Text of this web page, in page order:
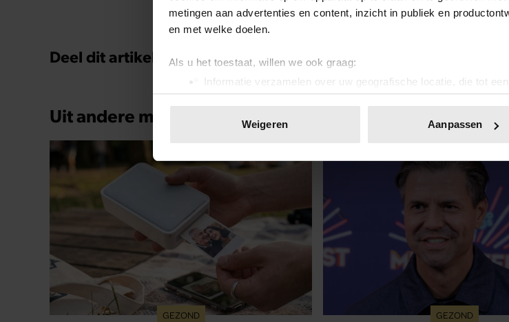
metingen aan advertenties en content, inzicht in publiek en
en met welke doelen.
Als u het toestaat, willen we ook graag:
Informatie verzamelen over uw geografische locatie, die tot
Uw apparaat identificeren door het actief te scannen op
toestemming op elk moment wijzigen of intrekken in de
We gebruiken cookies om content en advertenties te personaliseren,
websiteverkeer te analyseren. Ook delen we informatie over uw
media, adverteren en analyse. Deze partners kunnen deze gegevens
verstrekt of die ze hebben verzameld op basis van uw gebruik van
onze website blijft gebruiken.
Weigeren Aanpassen
Deel dit artikel op social media!
Uit andere media
GEZOND GEZOND